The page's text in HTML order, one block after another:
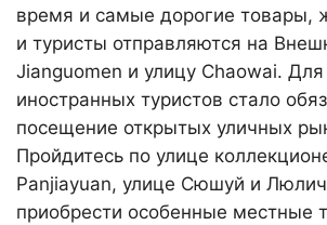
время и самые дорогие товары,
и туристы отправляются на
Jianguomen и улицу Chaowai.
иностранных туристов стало
посещение открытых уличных
Пройдитесь по улице
Panjiayuan, улице Сюшуй и
приобрести особенные местные